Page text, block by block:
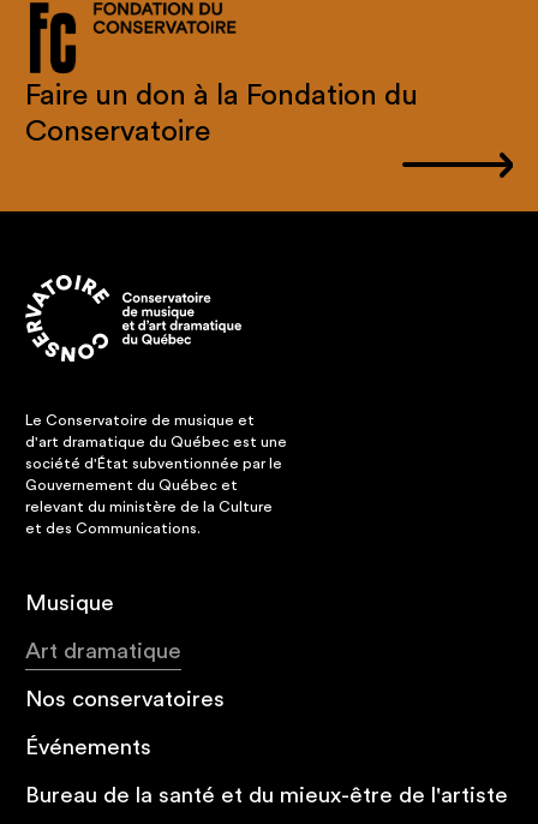
Faire un don à la Fondation du
Conservatoire
Le Conservatoire de musique et
d'art dramatique du Québec est une
société d'État subventionnée par le
Gouvernement du Québec et
relevant du ministère de la Culture
et des Communications.
Musique
Art dramatique
Nos conservatoires
Événements
Bureau de la santé et du mieux-être de l'artiste